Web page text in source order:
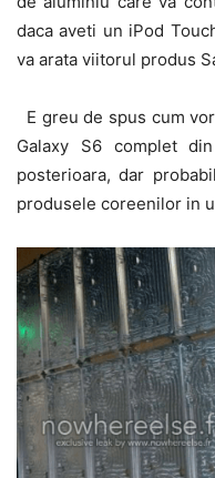
daca aveti un iPod
va arata viitorul produs
E greu de spus cum
Galaxy S6 complet
posterioara, dar
produsele coreenilor in